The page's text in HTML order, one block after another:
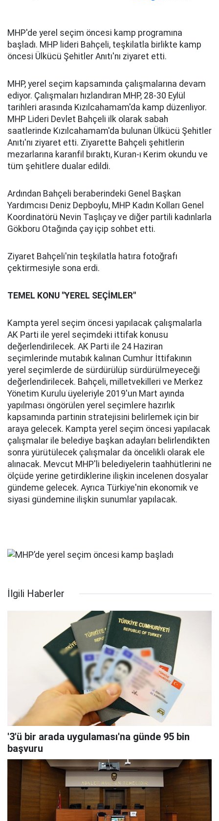
MHP'de yerel seçim öncesi kamp programına
başladı. MHP lideri Bahçeli, teşkilatla birlikte kamp
öncesi Ülkücü Şehitler Anıtı'nı ziyaret etti.
MHP, yerel seçim kapsamında çalışmalarına devam
ediyor. Çalışmaları hızlandıran MHP, 28-30 Eylül
tarihleri arasında Kızılcahamam'da kamp düzenliyor.
MHP Lideri Devlet Bahçeli ilk olarak sabah
saatlerinde Kızılcahamam'da bulunan Ülkücü Şehitler
Anıtı'nı ziyaret etti. Ziyarette Bahçeli şehitlerin
mezarlarına karanfil bıraktı, Kuran-ı Kerim okundu ve
tüm şehitlere dualar edildi.
Ardından Bahçeli beraberindeki Genel Başkan
Yardımcısı Deniz Depboylu, MHP Kadın Kolları Genel
Koordinatörü Nevin Taşlıçay ve diğer partili kadınlarla
Gökboru Otağında çay içip sohbet etti.
Ziyaret Bahçeli'nin teşkilatla hatıra fotoğrafı
çektirmesiyle sona erdi.
TEMEL KONU "YEREL SEÇİMLER"
Kampta yerel seçim öncesi yapılacak çalışmalarla
AK Parti ile yerel seçimdeki ittifak konusu
değerlendirilecek. AK Parti ile 24 Haziran
seçimlerinde mutabık kalınan Cumhur İttifakının
yerel seçimlerde de sürdürülüp sürdürülmeyeceği
değerlendirilecek. Bahçeli, milletvekilleri ve Merkez
Yönetim Kurulu üyeleriyle 2019'un Mart ayında
yapılması öngörülen yerel seçimlere hazırlık
kapsamında partinin stratejisini belirlemek için bir
araya gelecek. Kampta yerel seçim öncesi yapılacak
çalışmalar ile belediye başkan adayları belirlendikten
sonra yürütülecek çalışmalar da öncelikli olarak ele
alınacak. Mevcut MHP'li belediyelerin taahhütlerini ne
ölçüde yerine getirdiklerine ilişkin incelenen dosyalar
gündeme gelecek. Ayrıca Türkiye'nin ekonomik ve
siyasi gündemine ilişkin sunumlar yapılacak.
İlgili Haberler
'3'ü bir arada uygulaması'na günde 95 bin
başvuru